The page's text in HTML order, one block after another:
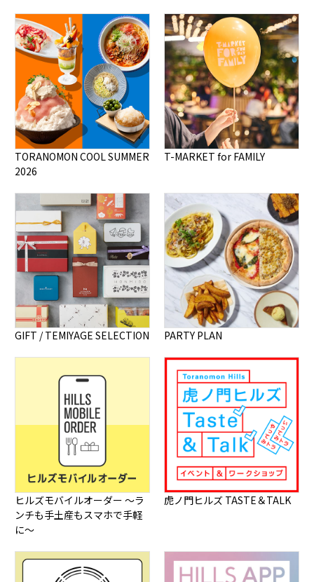
TORANOMON COOL SUMMER
2026
T-MARKET for FAMILY
GIFT / TEMIYAGE SELECTION PARTY PLAN
ヒルズモバイルオーダー ～ラ
ンチも手土産もスマホで手軽
に～
虎ノ門ヒルズ TASTE＆TALK